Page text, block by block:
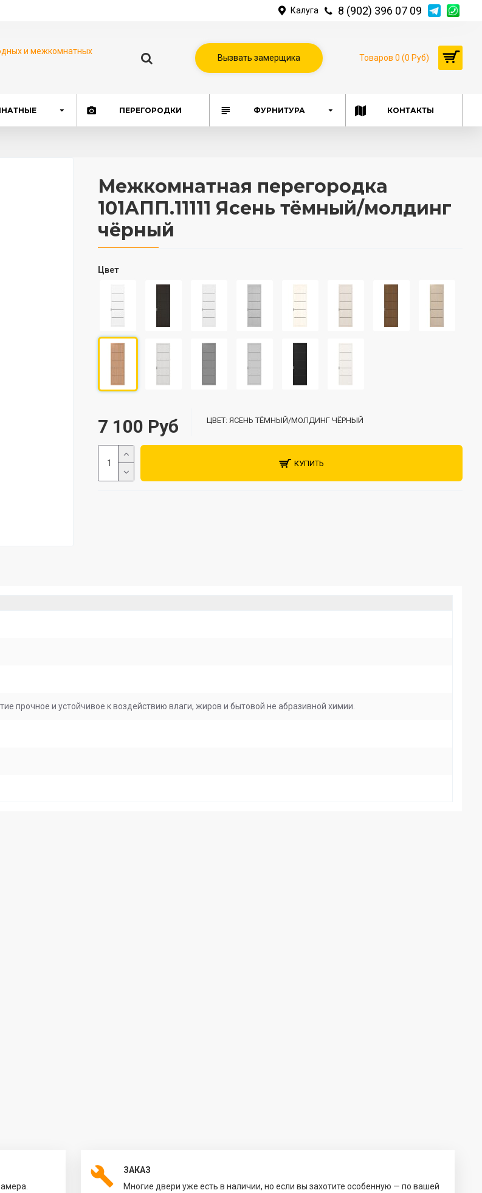
Калуга 8 (902) 396 07 09
и межкомнатных
Вызвать замерщика Товаров 0 (0 Руб)
ПЕРЕГОРОДКИ ФУРНИТУРА КОНТАКТЫ
Межкомнатная перегородка
101АПП.11111 Ясень тёмный/молдинг
чёрный
7 100 Руб ЦВЕТ: ЯСЕНЬ ТЁМНЫЙ/МОЛДИНГ ЧЁРНЫЙ
Цвет
КУПИТЬ
прочное и устойчивое к воздействию влаги, жиров и бытовой не абразивной химии.
ЗАКАЗ
Многие двери уже есть в наличии, но если вы захотите особенную — по вашей